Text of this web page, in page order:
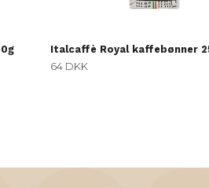
Italcaffè Royal kaffebønner
64 DKK